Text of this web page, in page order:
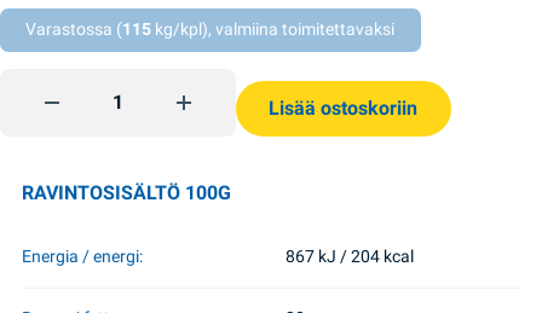
Varastossa (115 kg/kpl), valmiina toimitettavaksi
Smetana 20% Alma 500g quantity
Lisää ostoskoriin
RAVINTOSISÄLTÖ 100G
Energia / energi: 867 kJ / 204 kcal